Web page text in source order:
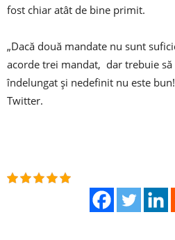
fost chiar atât de bine primit.
„Dacă două mandate nu sunt
acorde trei mandat, dar trebuie
îndelungat și nedefinit nu este
Twitter.